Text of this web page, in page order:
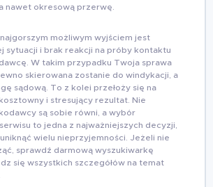
nawet okresową przerwę.
możliwym wyjściem jest
sytuacji i brak reakcji na próby kontaktu
W takim przypadku Twoja sprawa
skierowana zostanie do windykacji, a
sądową. To z kolei przełoży się na
i stresujący rezultat. Nie
są sobie równi, a wybór
to jedna z najważniejszych decyzji,
wielu nieprzyjemności. Jeżeli nie
sprawdź darmową wyszukiwarkę
się wszystkich szczegółów na temat